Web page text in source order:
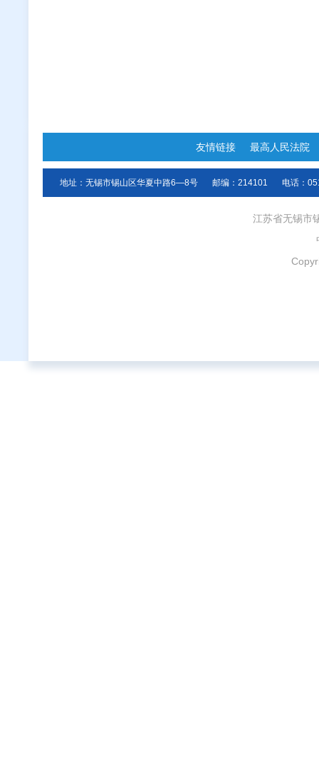
友情链接 最高人民法院
地址：无锡市锡山区华夏中路6—8号 邮编：214101 电话：
江苏省无锡市